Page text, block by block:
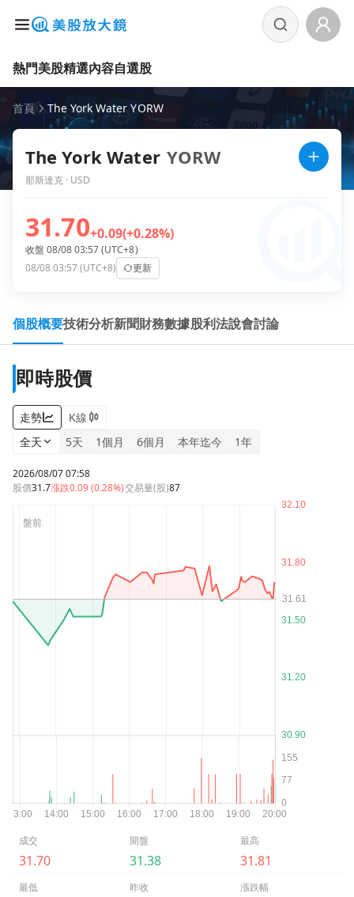
熱門美股精選內容自選股
首頁 The York Water YORW
The York Water YORW
那斯達克 · USD
31.70+0.09(+0.28%)
收盤 08/08 03:57 (UTC+8)
08/08 03:57 (UTC+8)
更新
個股概要技術分析新聞財務數據股利法說會討論
即時股價
走勢
K線
全天
5天 1個月 6個月 本年迄今 1年
2026/08/07 07:58
股價31.7漲跌0.09 (0.28%)交易量(股)87
成交
31.70
開盤
31.38
最高
31.81
最低 昨收 漲跌幅